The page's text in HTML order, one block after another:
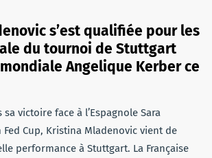
s’est qualifiée pour les
du tournoi de Stuttgart
Angelique Kerber ce
victoire face à l’Espagnole Sara
Cup, Kristina Mladenovic vient de
performance à Stuttgart. La Française